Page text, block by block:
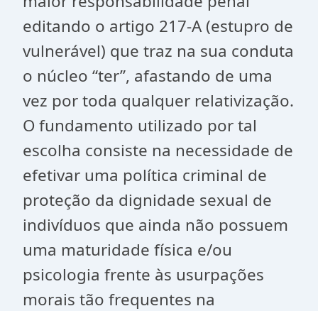
editando o artigo 217-A (estupro de
vulnerável) que traz na sua conduta
o núcleo “ter”, afastando de uma
vez por toda qualquer relativização.
O fundamento utilizado por tal
escolha consiste na necessidade de
efetivar uma política criminal de
proteção da dignidade sexual de
indivíduos que ainda não possuem
uma maturidade física e/ou
psicologia frente às usurpações
morais tão frequentes na